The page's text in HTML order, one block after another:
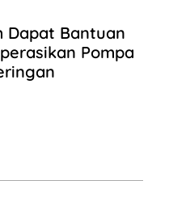
Dapat Bantuan
Pompa